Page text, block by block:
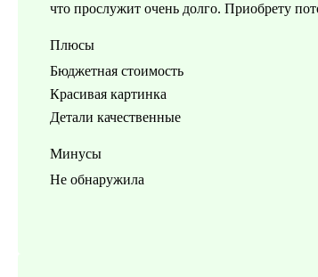
что прослужит очень долго. Приобрету
Плюсы
Бюджетная стоимость
Красивая картинка
Детали качественные
Минусы
Не обнаружила